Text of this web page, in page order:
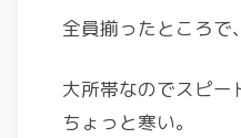
全員揃ったところで
大所帯なのでスピー
ちょっと寒い。